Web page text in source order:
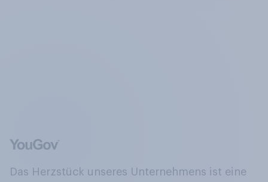
Das Herzstück unseres Unternehmens ist eine